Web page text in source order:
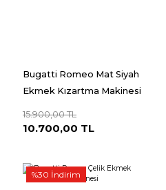
Bugatti Romeo Mat Siyah
Ekmek Kızartma Makinesi
15.900,00 TL
10.700,00 TL
%30 İndirim